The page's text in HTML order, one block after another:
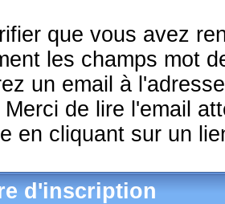
que vous avez
les champs mot
un email à
Merci de lire l'email
en cliquant sur un
d'inscription